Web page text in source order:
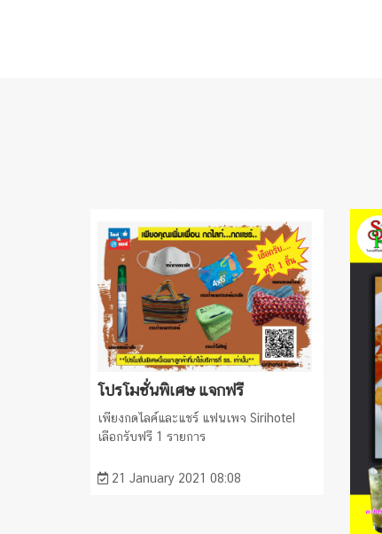
โปรโมชั่นพิเศษ แจกฟรี
เพียงกดไลค์และแชร์ แฟนเพจ Sirihotel
เลือกรับฟรี 1 รายการ
21 January 2021 08:08